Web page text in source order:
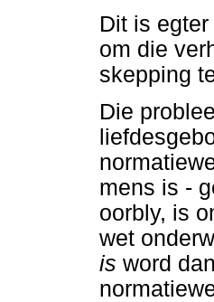
Dit is
om die
skepping
Die
mens is -
oorbly, is
wet
is word